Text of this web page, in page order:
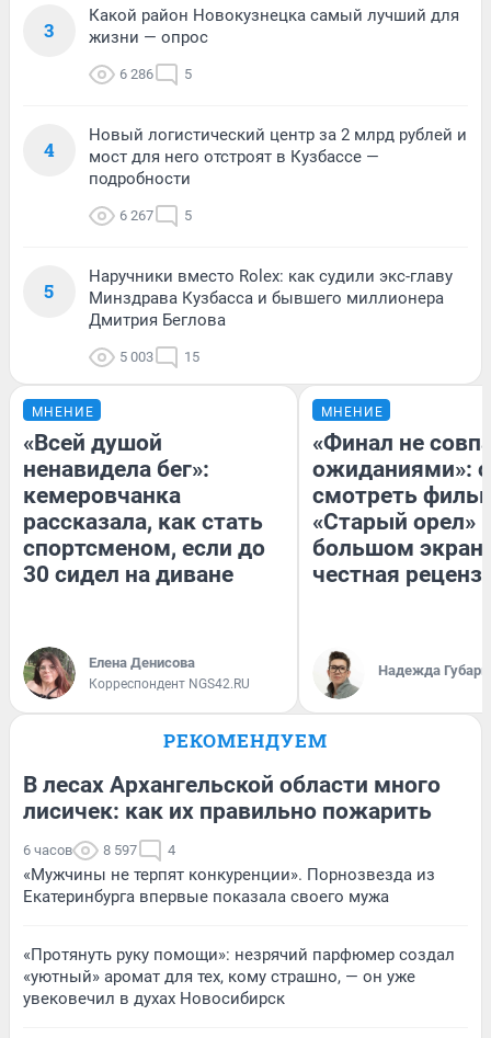
3
Какой район Новокузнецка самый лучший для
жизни — опрос
6 286 5
4
Новый логистический центр за 2 млрд рублей и
мост для него отстроят в Кузбассе —
подробности
6 267 5
5
Наручники вместо Rolex: как судили экс-главу
Минздрава Кузбасса и бывшего миллионера
Дмитрия Беглова
5 003 15
МНЕНИЕ
«Всей душой
ненавидела бег»:
кемеровчанка
рассказала, как стать
спортсменом, если до
30 сидел на диване
Елена Денисова
Корреспондент NGS42.RU
МНЕНИЕ
«Финал не
ожиданиями»:
смотреть
«Старый орел»
большом
честная
Надежда Губарь
РЕКОМЕНДУЕМ
В лесах Архангельской области много
лисичек: как их правильно пожарить
6 часов 8 597 4
«Мужчины не терпят конкуренции». Порнозвезда из
Екатеринбурга впервые показала своего мужа
«Протянуть руку помощи»: незрячий парфюмер создал
«уютный» аромат для тех, кому страшно, — он уже
увековечил в духах Новосибирск